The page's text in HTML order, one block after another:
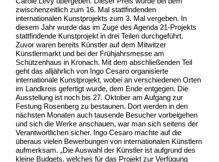
zwischenzeitlich zum 16. Mal stattfindenden
internationalen Kunstprojekts zum 3. Mal vergeben. In
diesem Jahr wurde das im Zuge des Agenda 21-Projekts
stattfindende Kunstprojekt in drei Teilen durchgeführt.
Zuvor waren bereits Künstler auf dem Mitwitzer
Künstlermarkt und bei der Frühjahrsmesse am
Schützenhaus in Kronach. Mit dem abschließenden Teil
geht das alljährlich von Ingo Cesaro organisierte
internationale Kunstprojekt, wobei an verschiedenen Orten
im Landkreis gefertigt wurde, dem Ende entgegen. Die
Ausstellung ist noch bis 27. Oktober am Aufgang zur
Festung Rosenberg zu bestaunen. Dort werden in den
nächsten Monaten auch tausende Besucher vorbeigehen
und sich die Werke anschauen, war man sich seitens der
Verantwortlichen sicher. Ingo Cesaro machte auf die
überaus vielen Bewerbungen von internationalen Künstlern
aufmerksam. „Die Auswahl der Künstler ist aufgrund des
kleine Budgets, welches für das Projekt zur Verfügung